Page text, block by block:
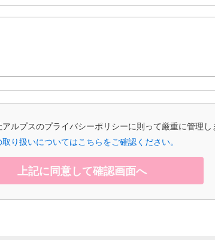
ルプスのプライバシーポリシーに則って厳重に管理し
り扱いについてはこちらをご確認ください。
上記に同意して確認画面へ